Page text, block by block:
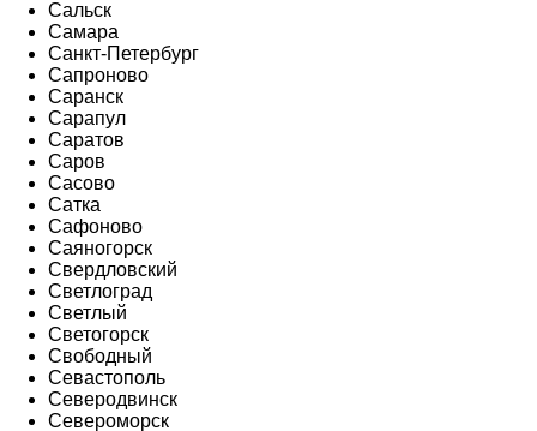
Сальск
Самара
Санкт-Петербург
Сапроново
Саранск
Сарапул
Саратов
Саров
Сасово
Сатка
Сафоново
Саяногорск
Свердловский
Светлоград
Светлый
Светогорск
Свободный
Севастополь
Северодвинск
Североморск